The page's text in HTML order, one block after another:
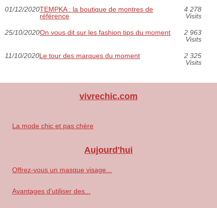
01/12/2020TEMPKA : la boutique de montres de
référence
4 278
Visits
25/10/2020On vous dit sur les fashion tips du moment
2 963
Visits
11/10/2020Le tour des marques du moment
2 325
Visits
vivrechic.com
La mode chic et pas chère
Aujourd'hui
Offrez-vous un masque visage...
Avantages d'utiliser des...